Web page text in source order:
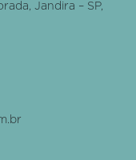
Jandira – SP,